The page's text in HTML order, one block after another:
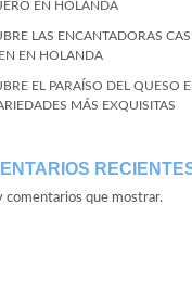
EN HOLANDA
LAS ENCANTADORAS
EN HOLANDA
EL PARAÍSO DEL QUESO
MÁS EXQUISITAS
comentarios que mostrar.